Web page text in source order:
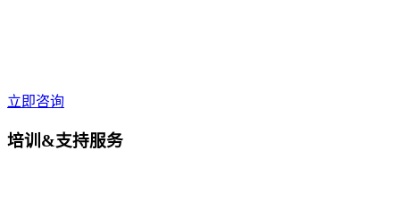
立即咨询
培训&支持服务